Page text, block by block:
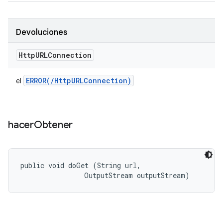
Devoluciones
HttpURLConnection
el ERROR( /HttpURLConnection)
hacerObtener
public void doGet (String url,
                OutputStream outputStream)